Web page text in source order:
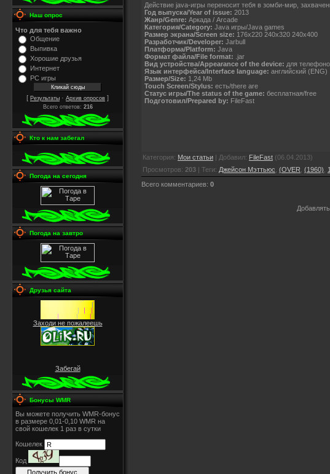
Наш опрос
Что для тебя важно
Общение
Выпивка
Хорошие друзья
Интернет
PC игры
[ Результаты · Архив опросов ]
Всего ответов: 216
Кто к нам забегал
Погода на сегодня
Погода на завтро
Друзья сайта
Заходи не пожалеешь
Забегай
Бонусы WMR
Вы можете получить WMR-бонус
в размере 0,01-0,10 WMR на
свой кошелек 1 раз в сутки
Кошелек
Код
Действие java-игры переносит тебя в зомби-мир,
Год выпуска/Year of issue: 2013
Жанр/Genre: Аркада / Arcade
Категория/Category: Java игры/Java games
Размер экрана/Screen size: 176x220 240x320 240x400
Разработчик/Developer: Jarbull
Платформа/Platform: Java
Формат файла/File format: .jar
Вид устройства/Appearance of the device: для
Язык интерфейса/Interface language: английский (ENG)
Размер/Size: 1,24 Mb
Touch Screen/Stylus: есть/there are
Статус игры/The status of the game: бесплатная/free
Подготовил/Prepared by: FileFast
Категория: Мои статьи | Добавил: FileFast (06.04.2013)
Просмотров: 203 | Теги: Джейсон Мэттьюс (OVER (1960)
Всего комментариев: 0